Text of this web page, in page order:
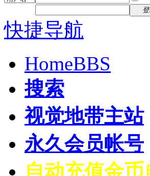
快捷导航
HomeBBS
搜索
视觉地带主站
永久会员帐号
自动充值金币